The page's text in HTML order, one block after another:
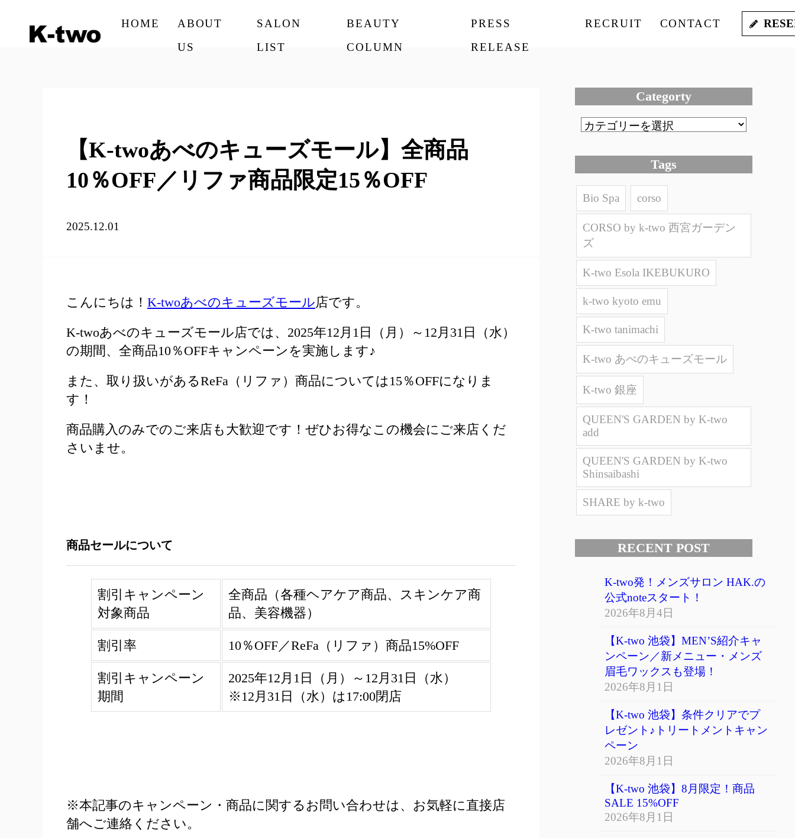
HOME
ABOUT
US
SALON
LIST
BEAUTY
COLUMN
PRESS
RELEASE
RECRUIT CONTACT
【K-twoあべのキューズモール】全商品
10％OFF／リファ商品限定15％OFF
2025.12.01
こんにちは！ K-twoあべのキューズモール店です。
K-twoあべのキューズモール店では、2025年12月1日（月）～12月31日（水）
の期間、全商品10％OFFキャンペーンを実施します♪
また、取り扱いがあるReFa（リファ）商品については15％OFFになりま
す！
商品購入のみでのご来店も大歓迎です！ぜひお得なこの機会にご来店くだ
さいませ。
商品セールについて
割引キャンペーン
対象商品
全商品（各種ヘアケア商品、スキンケア商
品、美容機器）
割引率 10％OFF／ReFa（リファ）商品15%OFF
割引キャンペーン
期間
2025年12月1日（月）～12月31日（水）
※12月31日（水）は17:00閉店
※本記事のキャンペーン・商品に関するお問い合わせは、お気軽に直接店
舗へご連絡ください。
Categorty
Tags
Bio Spa corso
CORSO by k-two 西宮ガーデン
ズ
K-two Esola IKEBUKURO
k-two kyoto emu
K-two tanimachi
K-two あべのキューズモール
K-two 銀座
QUEEN'S GARDEN by K-two
add
QUEEN'S GARDEN by K-two
Shinsaibashi
SHARE by k-two
RECENT POST
K-two発！メンズサロン HAK.の
公式noteスタート！
2026年8月4日
【K-two 池袋】MEN’S紹介キャ
ンペーン／新メニュー・メンズ
眉毛ワックスも登場！
2026年8月1日
【K-two 池袋】条件クリアでプ
レゼント♪トリートメントキャン
ペーン
2026年8月1日
【K-two 池袋】8月限定！商品
SALE 15%OFF
2026年8月1日